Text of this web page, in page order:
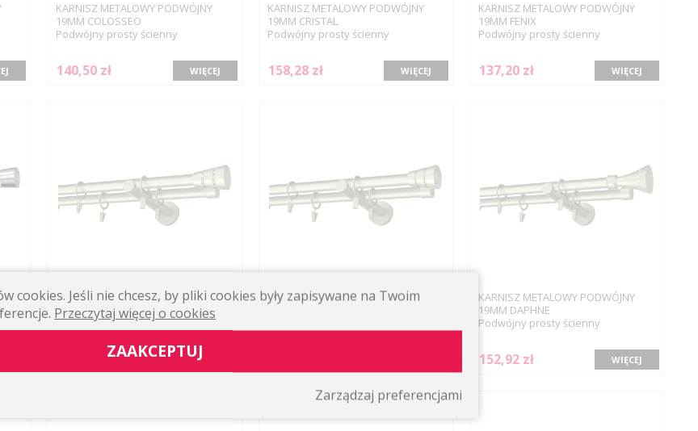
KARNISZ METALOWY PODWÓJNY
19MM COLOSSEO
Podwójny prosty ścienny
140,50 zł WIĘCEJ
KARNISZ METALOWY PODWÓJNY
19MM CRISTAL
Podwójny prosty ścienny
158,28 zł WIĘCEJ
KARNISZ METALOWY PODWÓJNY
19MM FENIX
Podwójny prosty ścienny
137,20 zł WIĘCEJ
KARNISZ RAPID
Podwójny prosty ścienny
153,86 zł WIĘCEJ
KARNISZ METALOWY PODWÓJNY
KARNISZ METALOWY PODWÓJNY
19MM DAPHNE
Podwójny prosty ścienny
152,92 zł WIĘCEJ
cookies. Jeśli nie chcesz, by pliki cookies były zapisywane na Twoim
Przeczytaj więcej o cookies
ZAAKCEPTUJ
Zarządzaj preferencjami